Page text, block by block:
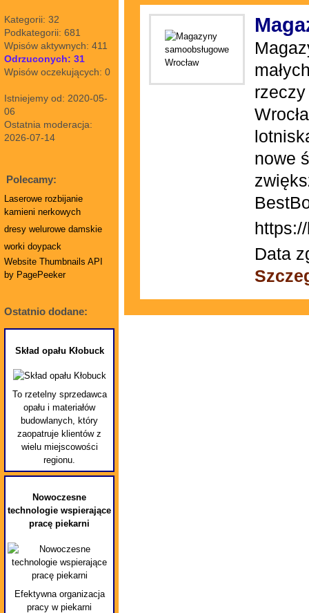
Kategorii: 32
Podkategorii: 681
Wpisów aktywnych: 411
Odrzuconych: 31
Wpisów oczekujących: 0
Istniejemy od: 2020-05-
06
Ostatnia moderacja:
2026-07-14
Polecamy:
Laserowe rozbijanie
kamieni nerkowych
dresy welurowe damskie
worki doypack
Website Thumbnails API
by PagePeeker
Ostatnio dodane:
Skład opału Kłobuck
To rzetelny sprzedawca
opału i materiałów
budowlanych, który
zaopatruje klientów z
wielu miejscowości
regionu.
Nowoczesne
technologie wspierające
pracę piekarni
Efektywna organizacja
pracy w piekarni
nowe
Data